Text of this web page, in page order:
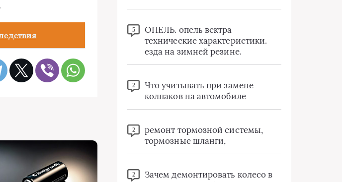
5
ОПЕЛЬ. опель вектра
технические характеристики.
езда на зимней резине.
2
Что учитывать при замене
колпаков на автомобиле
2
ремонт тормозной системы,
тормозные шланги,
2
Зачем демонтировать колесо в